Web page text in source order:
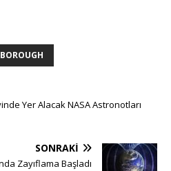
Yer Alacak NASA Astronotları
SONRAKI
Zayıflama Başladı